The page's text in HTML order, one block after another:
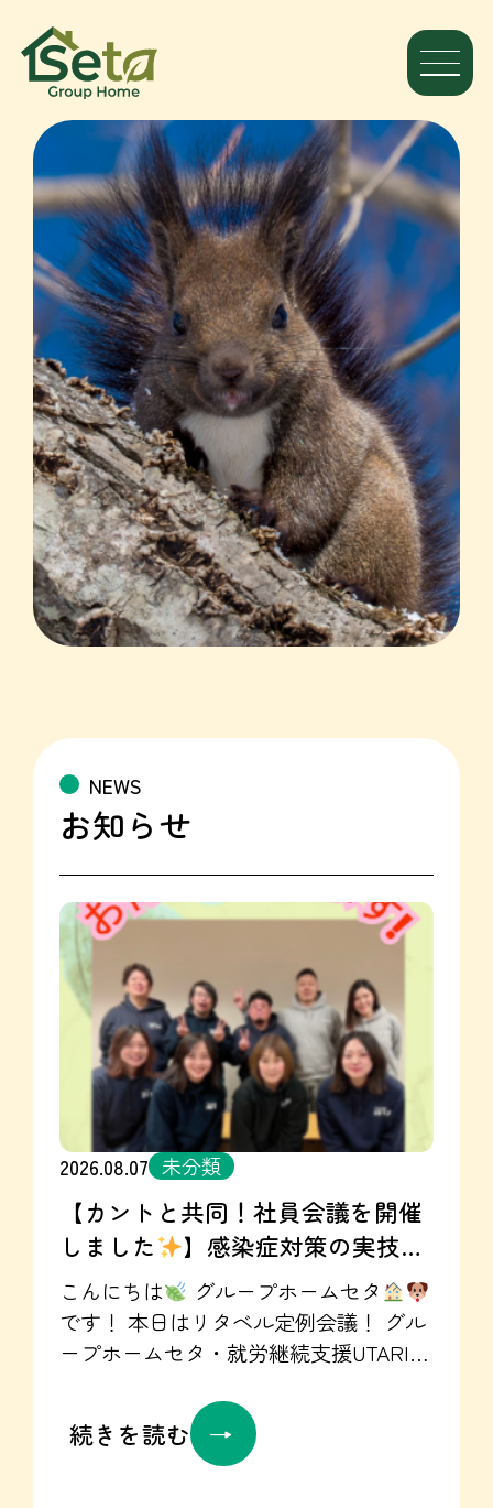
NEWS
お知らせ
2026.08.07 未分類
【カントと共同！社員会議を開催
しました
】感染症対策の実技研
修も☺
こんにちは
グループホームセタ
です！ 本日はリタベル定例会議！ グル
ープホームセタ・就労継続支援UTARI・
７月の振り返りと報告・研修会などを
実施しました
災害に備えた対策の共
続きを読む